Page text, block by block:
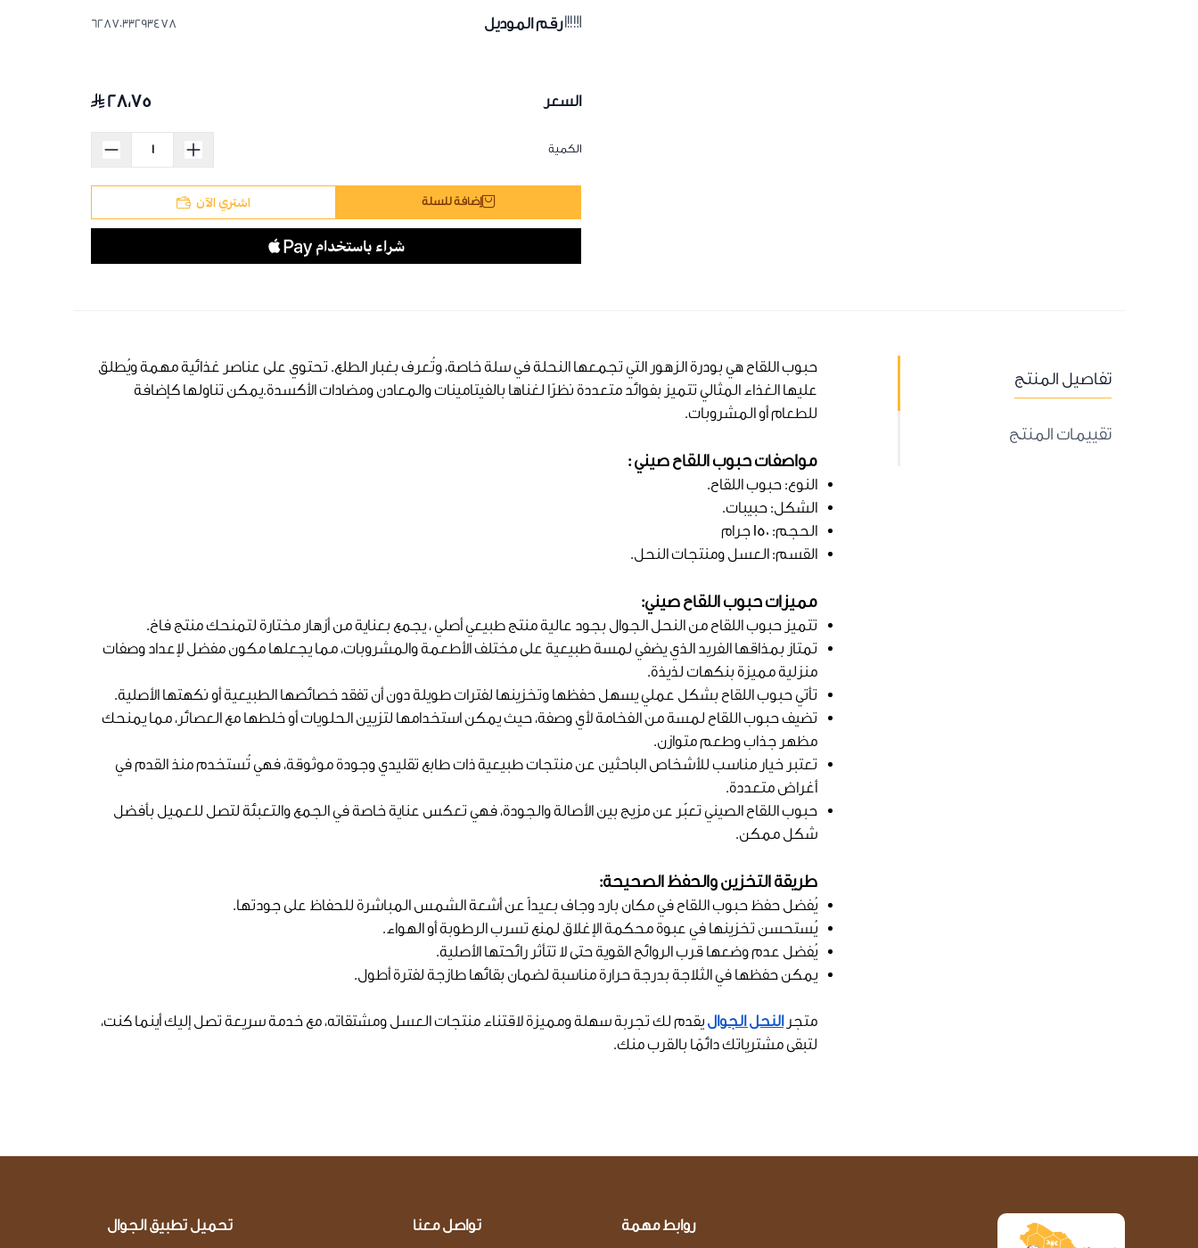
رقم الموديل 6287033293478
السعر ٢٨٫٧٥
الكمية
إضافة للسلة اشتري الآن
تفاصيل المنتج
تقييمات المنتج
حبوب اللقاح هي بودرة الزهور التي تجمعها النحلة في سلة خاصة، وتُعرف بغبار الطلع. تحتوي على عناصر غذائية مهمة ويُطلق
عليها الغذاء المثالي تتميز بفوائد متعددة نظرًا لغناها بالفيتامينات والمعادن ومضادات الأكسدة.يمكن تناولها كإضافة
للطعام أو المشروبات.
مواصفات حبوب اللقاح صيني :
النوع: حبوب اللقاح.
الشكل: حبيبات.
الحجم: 150 جرام
القسم: العسل ومنتجات النحل.
مميزات حبوب اللقاح صيني:
تتميز حبوب اللقاح من النحل الجوال بجود عالية منتج طبيعي أصلي ، يجمع بعناية من أزهار مختارة لتمنحك منتج فاخ.
تمتاز بمذاقها الفريد الذي يضفي لمسة طبيعية على مختلف الأطعمة والمشروبات، مما يجعلها مكون مفضل لإعداد وصفات
منزلية مميزة بنكهات لذيذة.
تأتي حبوب اللقاح بشكل عملي يسهل حفظها وتخزينها لفترات طويلة دون أن تفقد خصائصها الطبيعية أو نكهتها الأصلية.
تضيف حبوب اللقاح لمسة من الفخامة لأي وصفة، حيث يمكن استخدامها لتزيين الحلويات أو خلطها مع العصائر، مما يمنحك
مظهر جذاب وطعم متوازن.
تعتبر خيار مناسب للأشخاص الباحثين عن منتجات طبيعية ذات طابع تقليدي وجودة موثوقة، فهي تُستخدم منذ القدم في
أغراض متعددة.
حبوب اللقاح الصيني تعبّر عن مزيج بين الأصالة والجودة، فهي تعكس عناية خاصة في الجمع والتعبئة لتصل للعميل بأفضل
شكل ممكن.
طريقة التخزين والحفظ الصحيحة:
يُفضل حفظ حبوب اللقاح في مكان بارد وجاف بعيداً عن أشعة الشمس المباشرة للحفاظ على جودتها.
يُستحسن تخزينها في عبوة محكمة الإغلاق لمنع تسرب الرطوبة أو الهواء.
يُفضل عدم وضعها قرب الروائح القوية حتى لا تتأثر رائحتها الأصلية.
يمكن حفظها في الثلاجة بدرجة حرارة مناسبة لضمان بقائها طازجة لفترة أطول.
متجر النحل الجوال يقدم لك تجربة سهلة ومميزة لاقتناء منتجات العسل ومشتقاته، مع خدمة سريعة تصل إليك أينما كنت،
لتبقى مشترياتك دائمًا بالقرب منك.
روابط مهمة تواصل معنا تحميل تطبيق الجوال